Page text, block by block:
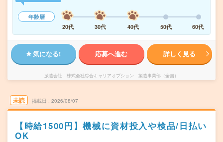
年齢層
20代
30代 40代 50代 60代
気になる! 応募へ進む 詳しく見る
派遣会社 株式会社綜合キャリアオプション 製造事業部（全国）
未読 掲載日 2026/08/07
【時給1500円】機械に資材投入や検品/日払い
OK